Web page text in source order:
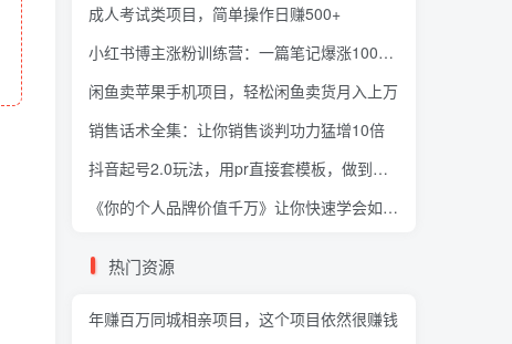
成人考试类项目，简单操作日赚500+
小红书博主涨粉训练营：一篇笔记爆涨10000粉及引流微信的技巧
闲鱼卖苹果手机项目，轻松闲鱼卖货月入上万
销售话术全集：让你销售谈判功力猛增10倍
抖音起号2.0玩法，用pr直接套模板，做到极速起号！（全套课程资料）
《你的个人品牌价值千万》让你快速学会如何N倍变现！
热门资源
年赚百万同城相亲项目，这个项目依然很赚钱